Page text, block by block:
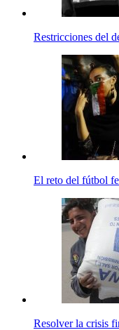
Restricciones del
El reto del fútbol
Resolver la crisis